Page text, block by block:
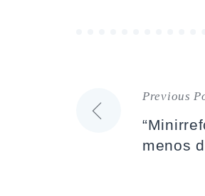
Previous
menos